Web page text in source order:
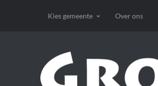
Kies gemeente Over ons